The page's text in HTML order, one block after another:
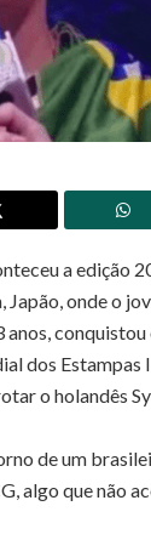
a edição
Japão, onde o
anos,
dos Estampas
o holandês
de um
algo que não